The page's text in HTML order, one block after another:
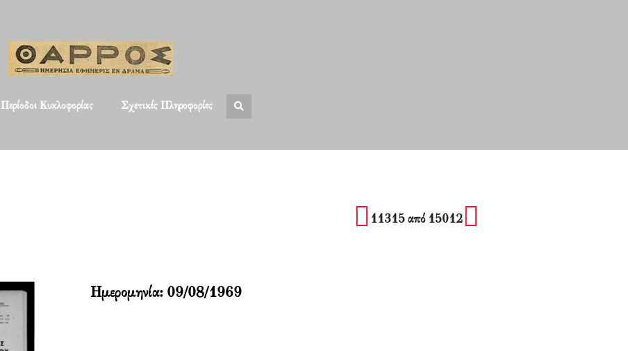
Περίοδοι Κυκλοφορίας Σχετικές Πληροφορίες
11315 από 15012
Ημερομηνία: 09/08/1969